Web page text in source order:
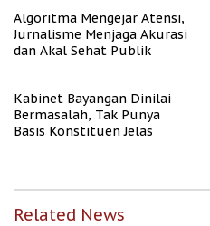
Algoritma Mengejar Atensi,
Jurnalisme Menjaga Akurasi
dan Akal Sehat Publik
Kabinet Bayangan Dinilai
Bermasalah, Tak Punya
Basis Konstituen Jelas
Related News